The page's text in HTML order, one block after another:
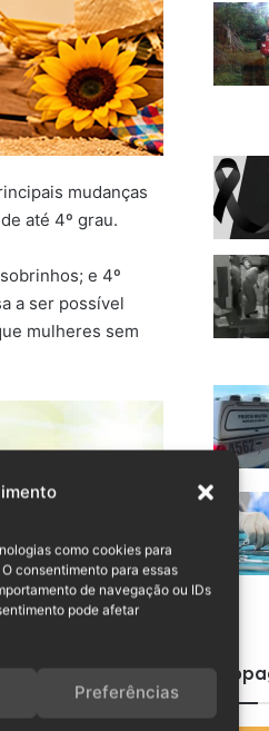
como cookies para
consentimento para essas
de navegação ou IDs
pode afetar
Preferências
mudanças
até 4º grau.
e 4º
a ser possível
mulheres sem
Ficando a
a delimitação por
três.